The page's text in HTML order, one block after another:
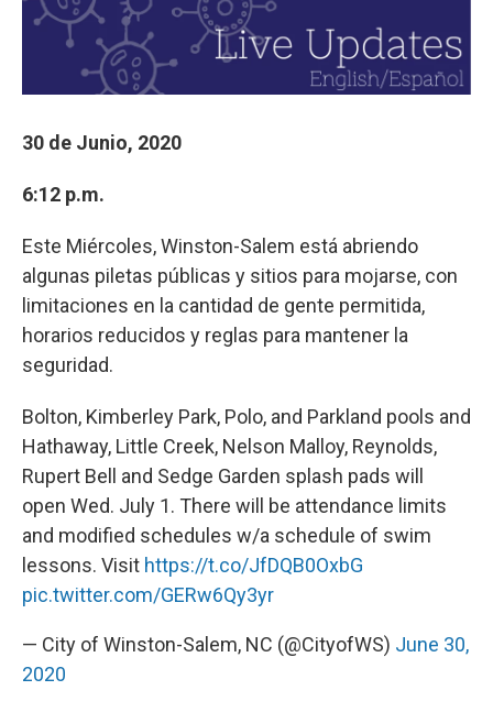
30 de Junio, 2020
6:12 p.m.
Este Miércoles, Winston-Salem está abriendo
algunas piletas públicas y sitios para mojarse, con
limitaciones en la cantidad de gente permitida,
horarios reducidos y reglas para mantener la
seguridad.
Bolton, Kimberley Park, Polo, and Parkland pools and
Hathaway, Little Creek, Nelson Malloy, Reynolds,
Rupert Bell and Sedge Garden splash pads will
open Wed. July 1. There will be attendance limits
and modified schedules w/a schedule of swim
lessons. Visit https://t.co/JfDQB0OxbG
pic.twitter.com/GERw6Qy3yr
— City of Winston-Salem, NC (@CityofWS) June 30,
2020